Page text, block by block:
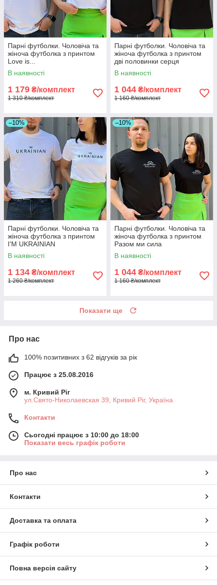
Парні футболки. Чоловіча та
жіноча футболка з принтом
Love is...
В наявності
1 179 ₴/комплект
1 310 ₴/комплект
Парні футболки. Чоловіча та
жіноча футболка з принтом
дві половинки серця
В наявності
1 044 ₴/комплект
1 160 ₴/комплект
–10%
Парні футболки. Чоловіча та
жіноча футболка з принтом
I'M UKRAINIAN
В наявності
1 134 ₴/комплект
1 260 ₴/комплект
–10%
Парні футболки. Чоловіча та
жіноча футболка з принтом
Разом ми сила
В наявності
1 044 ₴/комплект
1 160 ₴/комплект
Показати ще
Про нас
100% позитивних з 62 відгуків за рік
Працює з 25.08.2016
м. Кривий Ріг
ул.Свято-Николаевская 39, Кривий Ріг, Україна
Контакти
Сьогодні працює з 10:00 до 18:00
Показати весь графік роботи
Про нас
Контакти
Доставка та оплата
Графік роботи
Повна версія сайту